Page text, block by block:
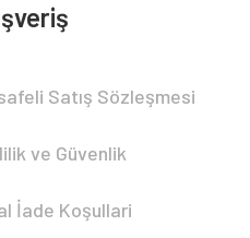
Satış Sözleşmesi
ve Güvenlik
İade Koşullari